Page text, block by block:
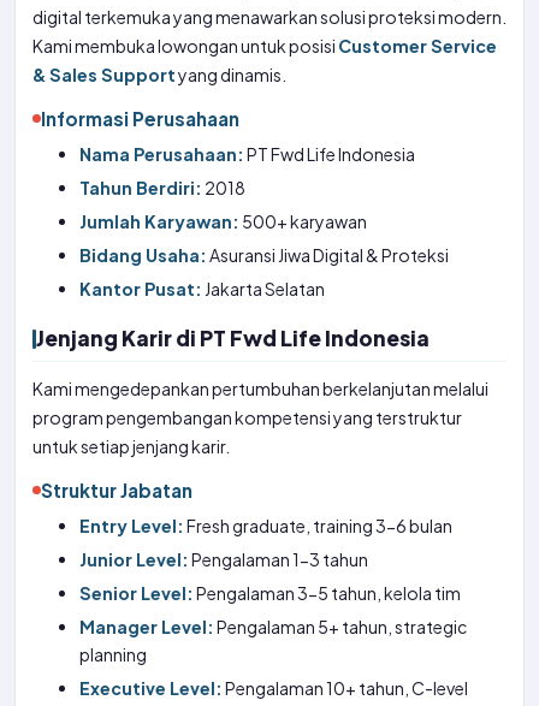
digital terkemuka yang menawarkan solusi proteksi modern.
Kami membuka lowongan untuk posisi Customer Service
& Sales Supportyang dinamis.
Informasi Perusahaan
Nama Perusahaan: PT Fwd Life Indonesia
Tahun Berdiri: 2018
Jumlah Karyawan: 500+ karyawan
Bidang Usaha: Asuransi Jiwa Digital & Proteksi
Kantor Pusat: Jakarta Selatan
Jenjang Karir di PT Fwd Life Indonesia
Kami mengedepankan pertumbuhan berkelanjutan melalui
program pengembangan kompetensi yang terstruktur
untuk setiap jenjang karir.
Struktur Jabatan
Entry Level: Fresh graduate, training 3-6 bulan
Junior Level: Pengalaman 1-3 tahun
Senior Level: Pengalaman 3-5 tahun, kelola tim
Manager Level: Pengalaman 5+ tahun, strategic
planning
Executive Level: Pengalaman 10+ tahun, C-level